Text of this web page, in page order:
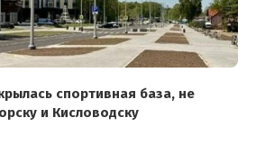
спортивная база, не
и Кисловодску